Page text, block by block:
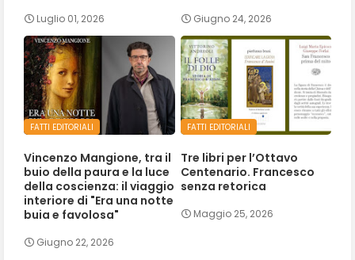
Luglio 01, 2026 Giugno 24, 2026
FATTI EDITORIALI
Vincenzo Mangione, tra il
buio della paura e la luce
della coscienza: il viaggio
interiore di "Era una notte
buia e favolosa"
Giugno 22, 2026
FATTI EDITORIALI
Tre libri per l’Ottavo
Centenario. Francesco
senza retorica
Maggio 25, 2026